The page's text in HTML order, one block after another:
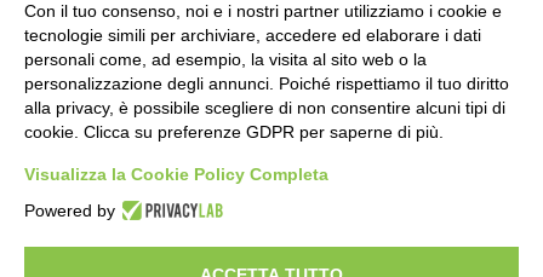
Calcola
Scorporo IVA
Importo lordo (€):
Con il tuo consenso, noi e i nostri partner utilizziamo i cookie e
tecnologie simili per archiviare, accedere ed elaborare i dati
personali come, ad esempio, la visita al sito web o la
personalizzazione degli annunci. Poiché rispettiamo il tuo diritto
alla privacy, è possibile scegliere di non consentire alcuni tipi di
cookie. Clicca su preferenze GDPR per saperne di più.
Visualizza la Cookie Policy Completa
Powered by